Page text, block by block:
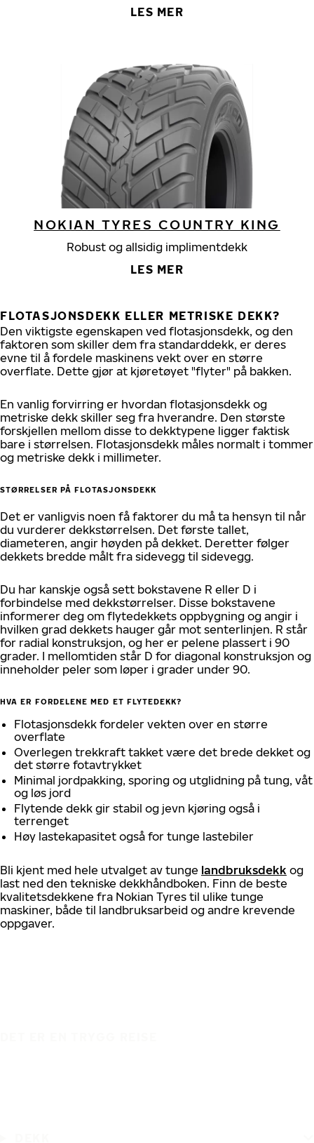
LES MER
NOKIAN TYRES COUNTRY KING
Robust og allsidig implimentdekk
LES MER
FLOTASJONSDEKK ELLER METRISKE DEKK?
Den viktigste egenskapen ved flotasjonsdekk, og den
faktoren som skiller dem fra standarddekk, er deres
evne til å fordele maskinens vekt over en større
overflate. Dette gjør at kjøretøyet "flyter" på bakken.
En vanlig forvirring er hvordan flotasjonsdekk og
metriske dekk skiller seg fra hverandre. Den største
forskjellen mellom disse to dekktypene ligger faktisk
bare i størrelsen. Flotasjonsdekk måles normalt i tommer
og metriske dekk i millimeter.
STØRRELSER PÅ FLOTASJONSDEKK
Det er vanligvis noen få faktorer du må ta hensyn til når
du vurderer dekkstørrelsen. Det første tallet,
diameteren, angir høyden på dekket. Deretter følger
dekkets bredde målt fra sidevegg til sidevegg.
Du har kanskje også sett bokstavene R eller D i
forbindelse med dekkstørrelser. Disse bokstavene
informerer deg om flytedekkets oppbygning og angir i
hvilken grad dekkets hauger går mot senterlinjen. R står
for radial konstruksjon, og her er pelene plassert i 90
grader. I mellomtiden står D for diagonal konstruksjon og
inneholder peler som løper i grader under 90.
HVA ER FORDELENE MED ET FLYTEDEKK?
Flotasjonsdekk fordeler vekten over en større
overflate
Overlegen trekkraft takket være det brede dekket og
det større fotavtrykket
Minimal jordpakking, sporing og utglidning på tung, våt
og løs jord
Flytende dekk gir stabil og jevn kjøring også i
terrenget
Høy lastekapasitet også for tunge lastebiler
Bli kjent med hele utvalget av tunge landbruksdekk og
last ned den tekniske dekkhåndboken. Finn de beste
kvalitetsdekkene fra Nokian Tyres til ulike tunge
maskiner, både til landbruksarbeid og andre krevende
oppgaver.